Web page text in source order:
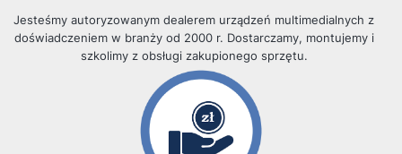
Jesteśmy autoryzowanym dealerem urządzeń multimedialnych z
doświadczeniem w branży od 2000 r. Dostarczamy, montujemy i
szkolimy z obsługi zakupionego sprzętu.